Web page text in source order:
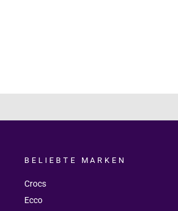
BELIEBTE MARKEN
Crocs
Ecco